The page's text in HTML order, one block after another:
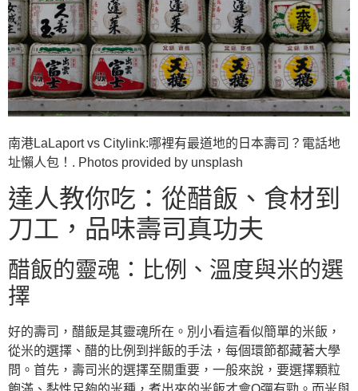
南港LaLaport vs Citylink:哪裡有最道地的日本壽司？電話地
址懶人包！. Photos provided by unsplash
達人教你吃：從醋飯、食材到
刀工，品味壽司真功夫
醋飯的靈魂：比例、溫度與米的選
擇
好的壽司，醋飯是其靈魂所在。別小看這看似簡單的米飯，
從米的選擇、醋的比例到拌飯的手法，每個環節都藏著大學
問。首先，壽司米的選擇至關重要，一般來說，要選擇顆粒